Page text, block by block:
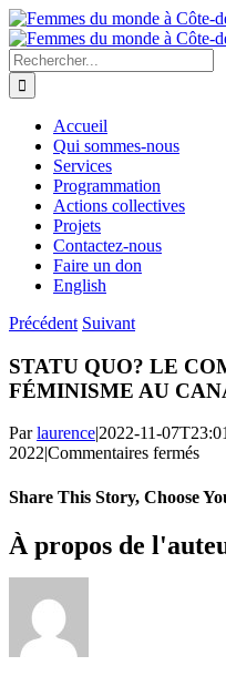
Passer
au
contenu
Rechercher:
Accueil
Qui sommes-nous
Services
Programmation
Actions collectives
Projets
Contactez-nous
Faire un don
English
Précédent Suivant
STATU QUO? LE
FÉMINISME AU
Parlaurence|2022-11-
2022|Commentaires ferméssur
Share This Story, Choose
Facebook
Twitter
Reddit
LinkedIn
WhatsApp
Telegram
Tumblr
Pinterest
Vk
Xing
Email
À propos de